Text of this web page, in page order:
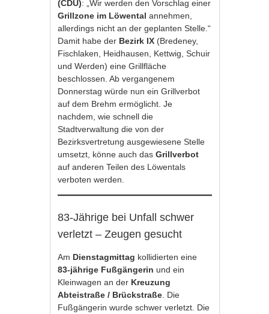
(CDU): „Wir werden den Vorschlag einer
Grillzone im Löwental annehmen,
allerdings nicht an der geplanten Stelle.“
Damit habe der Bezirk IX (Bredeney,
Fischlaken, Heidhausen, Kettwig, Schuir
und Werden) eine Grillfläche
beschlossen. Ab vergangenem
Donnerstag würde nun ein Grillverbot
auf dem Brehm ermöglicht. Je
nachdem, wie schnell die
Stadtverwaltung die von der
Bezirksvertretung ausgewiesene Stelle
umsetzt, könne auch dasGrillverbot
auf anderen Teilen des Löwentals
verboten werden.
83-Jährige bei Unfall schwer
verletzt – Zeugen gesucht
Am Dienstagmittag kollidierten eine
83-jährige Fußgängerin und ein
Kleinwagen an der Kreuzung
Abteistraße / Brückstraße . Die
Fußgängerin wurde schwer verletzt. Die